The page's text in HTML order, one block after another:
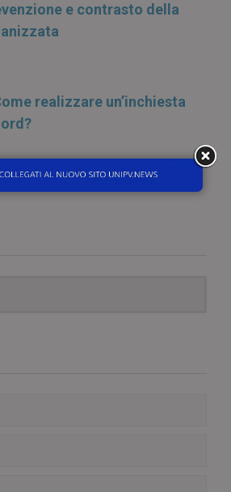
e contrasto della
realizzare un’inchiesta